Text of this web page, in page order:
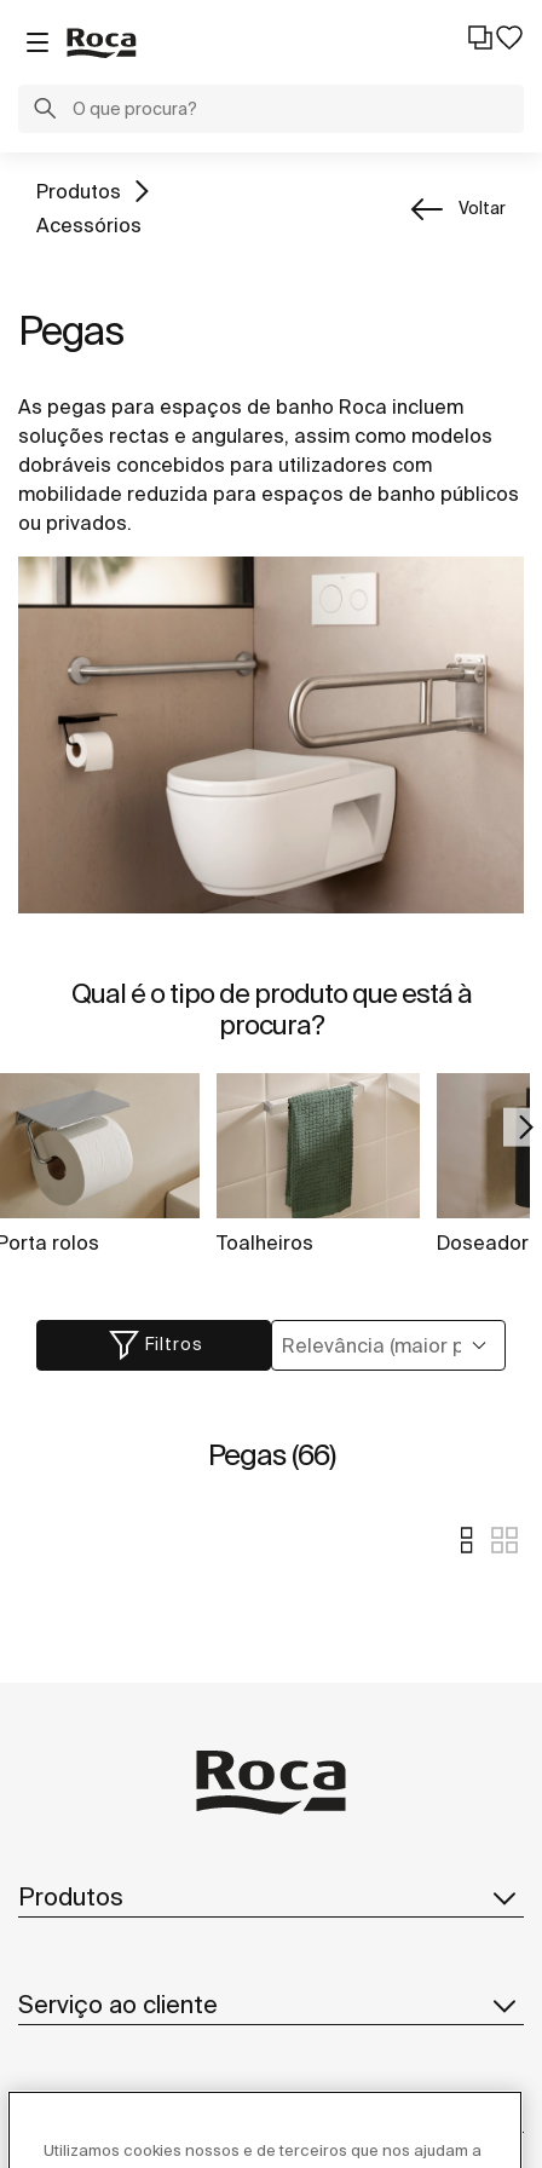
Produtos
Acessórios
Voltar
Pegas
As pegas para espaços de banho Roca incluem
soluções rectas e angulares, assim como modelos
dobráveis concebidos para utilizadores com
mobilidade reduzida para espaços de banho públicos
ou privados.
Qual é o tipo de produto que está à
procura?
rolos Toalheiros
Filtros
Pegas (66)
Produtos
Serviço ao cliente
Utilizamos cookies nossos e de terceiros que nos ajudam a